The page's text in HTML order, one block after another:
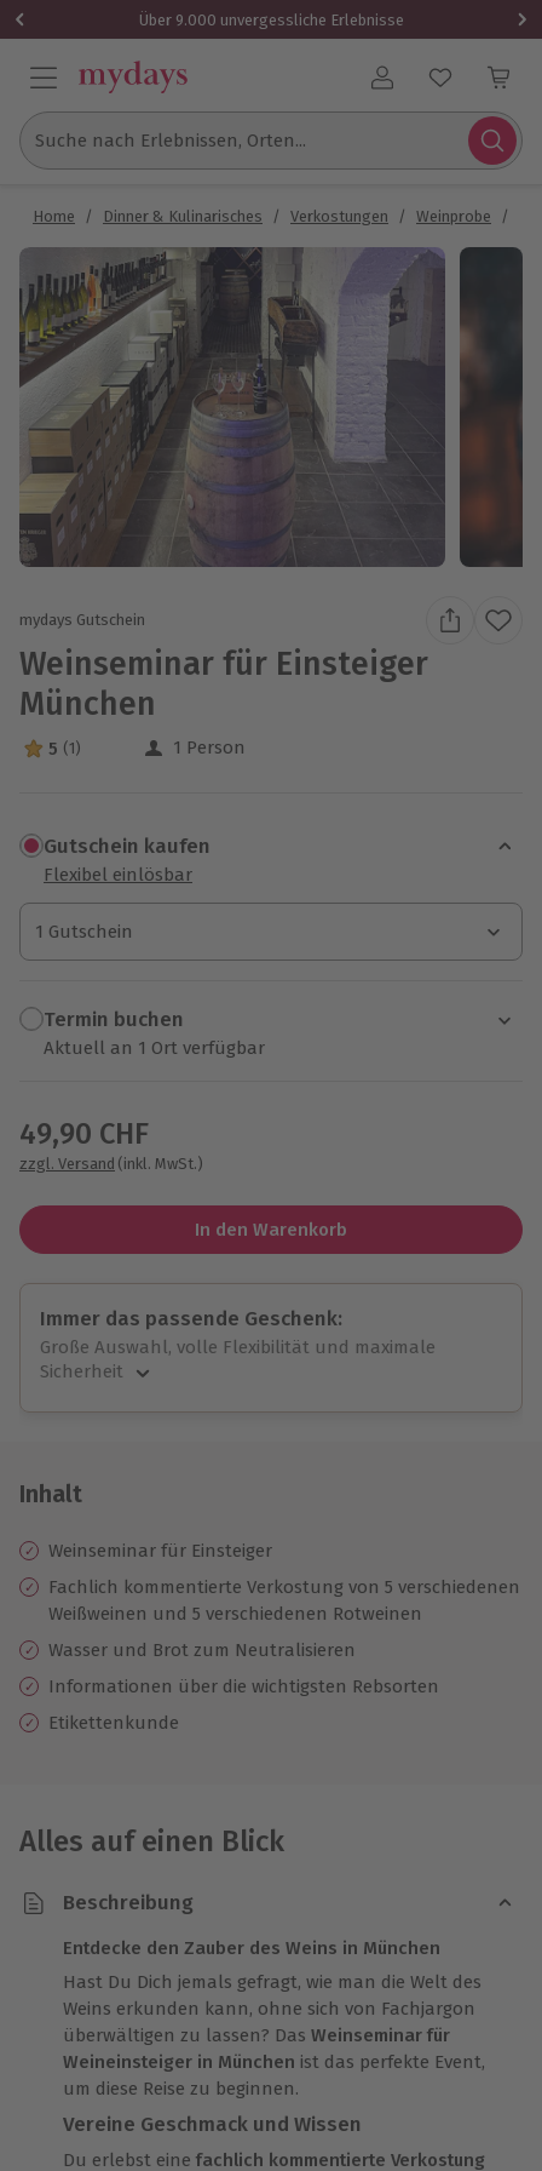
Über 9.000 unvergessliche Erlebnisse
Benutzerkonto
Suche nach Erlebnissen, Orten...
Home / Dinner & Kulinarisches / Verkostungen / Weinprobe /
mydays Gutschein
Weinseminar für Einsteiger
München
5 Sterne von 5 aus 1 Bewertungen
5 (1) 1 Person
Gutschein kaufen
Flexibel einlösbar
1 Gutschein
1 Gutschein
1 Gutschein
Termin buchen
Aktuell an 1 Ort verfügbar
49,90 CHF
zzgl. Versand (inkl. MwSt.)
In den Warenkorb
Immer das passende Geschenk:
Große Auswahl, volle Flexibilität und maximale
Sicherheit
Jeder Gutschein für alle Erlebnisse einlösbar.
10 Jahre gültig & verlängerbar.
Inhalt
Weinseminar für Einsteiger
Fachlich kommentierte Verkostung von 5 verschiedenen
Weißweinen und 5 verschiedenen Rotweinen
Wasser und Brot zum Neutralisieren
Informationen über die wichtigsten Rebsorten
Etikettenkunde
Alles auf einen Blick
Beschreibung
Entdecke den Zauber des Weins in München
Hast Du Dich jemals gefragt, wie man die Welt des
Weins erkunden kann, ohne sich von Fachjargon
überwältigen zu lassen? Das Weinseminar für
Weineinsteiger in München ist das perfekte Event,
um diese Reise zu beginnen.
Vereine Geschmack und Wissen
Du erlebst eine fachlich kommentierte Verkostung